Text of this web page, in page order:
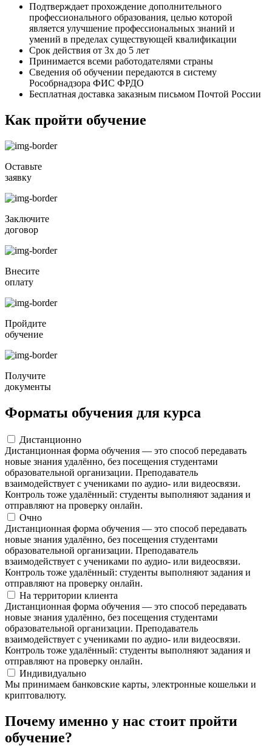
Подтверждает прохождение дополнительного
профессионального образования, целью которой
является улучшение профессиональных знаний и
умений в пределах существующей квалификации
Срок действия от 3х до 5 лет
Принимается всеми работодателями страны
Сведения об обучении передаются в систему
Рособрнадзора ФИС ФРДО
Бесплатная доставка заказным письмом Почтой России
Как пройти обучение
Оставьте
заявку
Заключите
договор
Внесите
оплату
Пройдите
обучение
Получите
документы
Форматы обучения для курса
Дистанционно
Дистанционная форма обучения — это способ передавать
новые знания удалённо, без посещения студентами
образовательной организации. Преподаватель
взаимодействует с учениками по аудио- или видеосвязи.
Контроль тоже удалённый: студенты выполняют задания и
отправляют на проверку онлайн.
Очно
Дистанционная форма обучения — это способ передавать
новые знания удалённо, без посещения студентами
образовательной организации. Преподаватель
взаимодействует с учениками по аудио- или видеосвязи.
Контроль тоже удалённый: студенты выполняют задания и
отправляют на проверку онлайн.
На территории клиента
Дистанционная форма обучения — это способ передавать
новые знания удалённо, без посещения студентами
образовательной организации. Преподаватель
взаимодействует с учениками по аудио- или видеосвязи.
Контроль тоже удалённый: студенты выполняют задания и
отправляют на проверку онлайн.
Индивидуально
Мы принимаем банковские карты, электронные кошельки и
криптовалюту.
Почему именно у нас стоит пройти
обучение?